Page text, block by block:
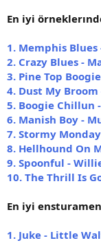
En iyi
1. Memphis Blues
2. Crazy Blues -
3. Pine Top
4. Dust My Broom
5. Boogie Chillun
6. Manish Boy -
7. Stormy
8. Hellhound On
9. Spoonful -
10. The Thrill Is
En iyi
1. Juke - Little